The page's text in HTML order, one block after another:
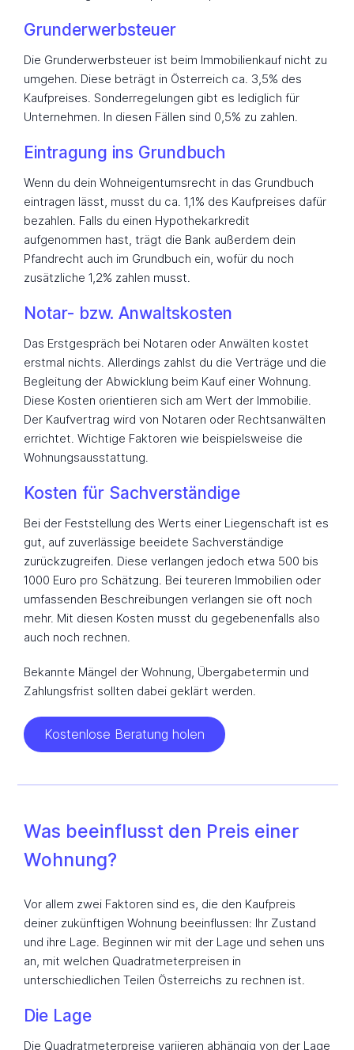
Grunderwerbsteuer
Die Grunderwerbsteuer ist beim Immobilienkauf nicht zu
umgehen. Diese beträgt in Österreich ca. 3,5% des
Kaufpreises. Sonderregelungen gibt es lediglich für
Unternehmen. In diesen Fällen sind 0,5% zu zahlen.
Eintragung ins Grundbuch
Wenn du dein Wohneigentumsrecht in das Grundbuch
eintragen lässt, musst du ca. 1,1% des Kaufpreises dafür
bezahlen. Falls du einen Hypothekarkredit
aufgenommen hast, trägt die Bank außerdem dein
Pfandrecht auch im Grundbuch ein, wofür du noch
zusätzliche 1,2% zahlen musst.
Notar- bzw. Anwaltskosten
Das Erstgespräch bei Notaren oder Anwälten kostet
erstmal nichts. Allerdings zahlst du die Verträge und die
Begleitung der Abwicklung beim Kauf einer Wohnung.
Diese Kosten orientieren sich am Wert der Immobilie.
Der Kaufvertrag wird von Notaren oder Rechtsanwälten
errichtet. Wichtige Faktoren wie beispielsweise die
Wohnungsausstattung.
Kosten für Sachverständige
Bei der Feststellung des Werts einer Liegenschaft ist es
gut, auf zuverlässige beeidete Sachverständige
zurückzugreifen. Diese verlangen jedoch etwa 500 bis
1000 Euro pro Schätzung. Bei teureren Immobilien oder
umfassenden Beschreibungen verlangen sie oft noch
mehr. Mit diesen Kosten musst du gegebenenfalls also
auch noch rechnen.
Bekannte Mängel der Wohnung, Übergabetermin und
Zahlungsfrist sollten dabei geklärt werden.
Kostenlose Beratung holen
Was beeinflusst den Preis einer
Wohnung?
Vor allem zwei Faktoren sind es, die den Kaufpreis
deiner zukünftigen Wohnung beeinflussen: Ihr Zustand
und ihre Lage. Beginnen wir mit der Lage und sehen uns
an, mit welchen Quadratmeterpreisen in
unterschiedlichen Teilen Österreichs zu rechnen ist.
Die Lage
Die Quadratmeterpreise variieren abhängig von der Lage